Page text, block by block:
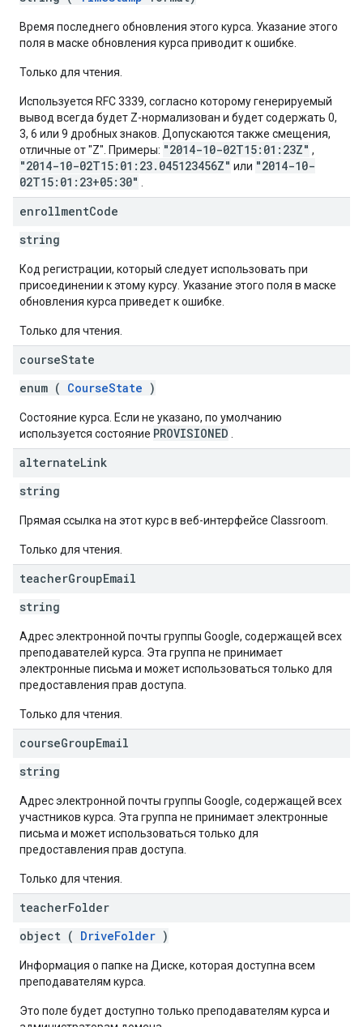
Время последнего обновления этого курса. Указание этого
поля в маске обновления курса приводит к ошибке.
Только для чтения.
Используется RFC 3339, согласно которому генерируемый
вывод всегда будет Z-нормализован и будет содержать 0,
3, 6 или 9 дробных знаков. Допускаются также смещения,
отличные от "Z". Примеры: "2014-10-02T15:01:23Z" ,
"2014-10-02T15:01:23.045123456Z" или "2014-10-
02T15:01:23+05:30"
enrollmentCode
string
Код регистрации, который следует использовать при
присоединении к этому курсу. Указание этого поля в маске
обновления курса приведет к ошибке.
Только для чтения.
courseState
enum ( CourseState )
Состояние курса. Если не указано, по умолчанию
используется состояние PROVISIONED
alternateLink
string
Прямая ссылка на этот курс в веб-интерфейсе Classroom.
Только для чтения.
teacherGroupEmail
string
Адрес электронной почты группы Google, содержащей всех
преподавателей курса. Эта группа не принимает
электронные письма и может использоваться только для
предоставления прав доступа.
Только для чтения.
courseGroupEmail
string
Адрес электронной почты группы Google, содержащей всех
участников курса. Эта группа не принимает электронные
письма и может использоваться только для
предоставления прав доступа.
Только для чтения.
teacherFolder
object ( DriveFolder )
Информация о папке на Диске, которая доступна всем
преподавателям курса.
Это поле будет доступно только преподавателям курса и